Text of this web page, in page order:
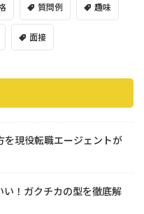
質問例 趣味
面接
現役転職エージェントが
！ガクチカの型を徹底解